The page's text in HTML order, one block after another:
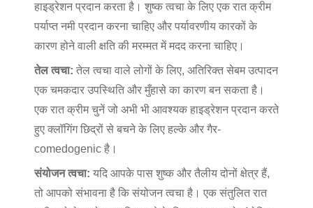
हाइड्रेशन प्रदान करता है। शुष्क त्वचा के लिए एक रात क्रीम
पर्याप्त नमी प्रदान करना चाहिए और पर्यावरणीय कारकों के
कारण होने वाली क्षति की मरम्मत में मदद करना चाहिए।
तेल त्वचा: तेल त्वचा वाले लोगों के लिए, अतिरिक्त सेबम उत्पादन
एक चमकदार उपस्थिति और मुँहासे का कारण बन सकता है।
एक रात क्रीम चुनें जो अभी भी आवश्यक हाइड्रेशन प्रदान करते
हुए क्लॉगिंग छिद्रों से बचने के लिए हल्के और गैर-
comedogenic है।
संयोजन त्वचा: यदि आपके पास शुष्क और तैलीय दोनों क्षेत्र हैं,
तो आपको संभावना है कि संयोजन त्वचा है। एक संतुलित रात